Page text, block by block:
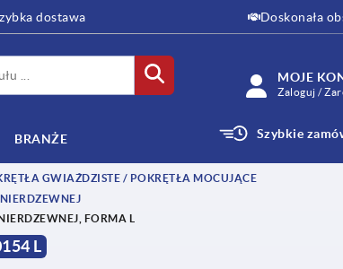
dostawa Doskonała
MOJE
Zaloguj /
BRANŻE Szybkie
GWIAŹDZISTE / POKRĘTŁA MOCUJĄCE
FORMA L
L